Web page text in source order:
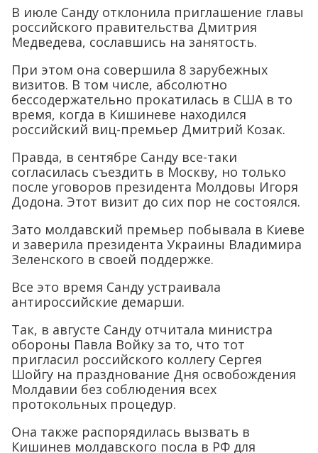
В июле Санду отклонила приглашение главы
российского правительства Дмитрия
Медведева, сославшись на занятость.
При этом она совершила 8 зарубежных
визитов. В том числе, абсолютно
бессодержательно прокатилась в США в то
время, когда в Кишиневе находился
российский виц-премьер Дмитрий Козак.
Правда, в сентябре Санду все-таки
согласилась съездить в Москву, но только
после уговоров президента Молдовы Игоря
Додона. Этот визит до сих пор не состоялся.
Зато молдавский премьер побывала в Киеве
и заверила президента Украины Владимира
Зеленского в своей поддержке.
Все это время Санду устраивала
антироссийские демарши.
Так, в августе Санду отчитала министра
обороны Павла Войку за то, что тот
пригласил российского коллегу Сергея
Шойгу на празднование Дня освобождения
Молдавии без соблюдения всех
протокольных процедур.
Она также распорядилась вызвать в
Кишинев молдавского посла в РФ для